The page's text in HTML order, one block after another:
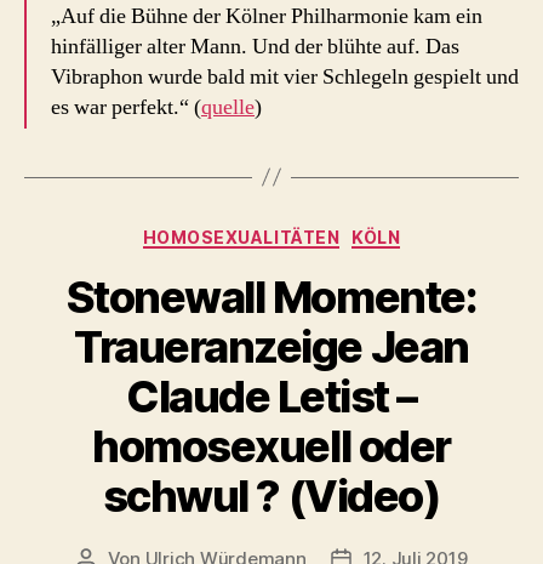
„Auf die Bühne der Kölner Philharmonie kam ein
hinfälliger alter Mann. Und der blühte auf. Das
Vibraphon wurde bald mit vier Schlegeln gespielt und
es war perfekt.“ (quelle)
Kategorien
HOMOSEXUALITÄTEN KÖLN
Stonewall Momente:
Traueranzeige Jean
Claude Letist –
homosexuell oder
schwul ? (Video)
Von Ulrich Würdemann
12. Juli 2019